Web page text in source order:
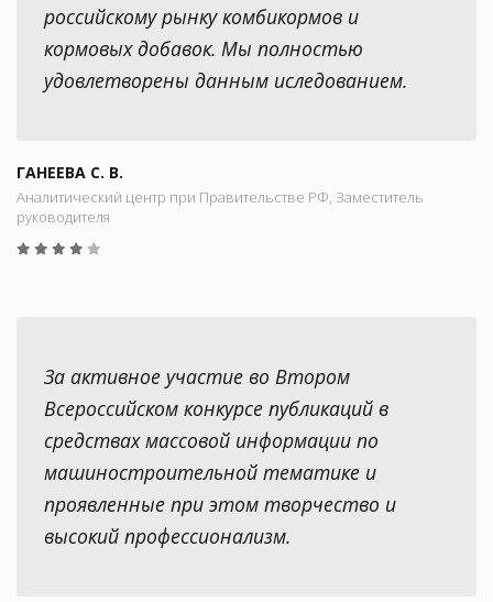
российскому рынку комбикормов и
кормовых добавок. Мы полностью
удовлетворены данным иследованием.
ГАНЕЕВА С. В.
Аналитический центр при Правительстве РФ, Заместитель
руководителя
За активное участие во Втором
Всероссийском конкурсе публикаций в
средствах массовой информации по
машиностроительной тематике и
проявленные при этом творчество и
высокий профессионализм.